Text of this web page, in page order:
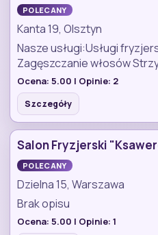
POLECANY
Kanta 19, Olsztyn
Nasze usługi:Usługi
Zagęszczanie włosów
Ocena: 5.00 | Opinie: 2
Szczegóły
Salon Fryzjerski
POLECANY
Dzielna 15, Warszawa
Brak opisu
Ocena: 5.00 | Opinie: 1